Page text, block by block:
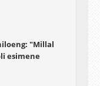
"Millal
esimene